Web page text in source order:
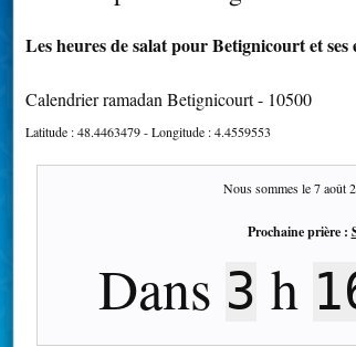
Les heures de salat pour Betignicourt et ses
Calendrier ramadan Betignicourt - 10500
Latitude :48.4463479- Longitude :4.4559553
Nous sommes le7 août
Prochaine prière :
Dans 3 h